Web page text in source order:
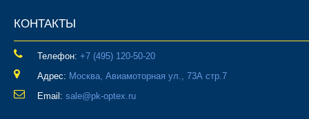
КОНТАКТЫ
Телефон: ‎+7 (495) 120-50-20
Адрес: Москва, Авиамоторная ул., 73А стр.7
Email: sale@pk-optex.ru